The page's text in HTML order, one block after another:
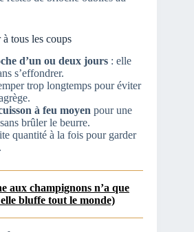
tous les coups
d’un ou deux jours : elle
s’effondrer.
trop longtemps pour éviter
à feu moyen pour une
brûler le beurre.
quantité à la fois pour garder
aux champignons n’a que
bluffe tout le monde)